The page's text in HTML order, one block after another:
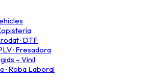
· DTF
· Fresadora
– Vinil
· Roba Laboral